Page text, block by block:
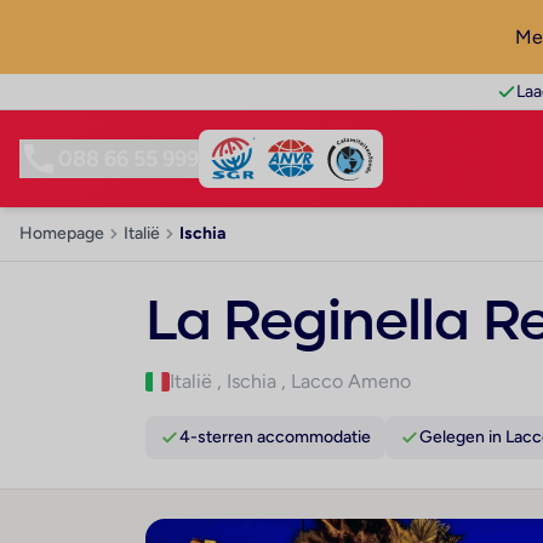
Homepage Italië Ischia
La Reginella
Italië , Ischia , Lacco Ameno
4-sterren accommodatie Gelegen in